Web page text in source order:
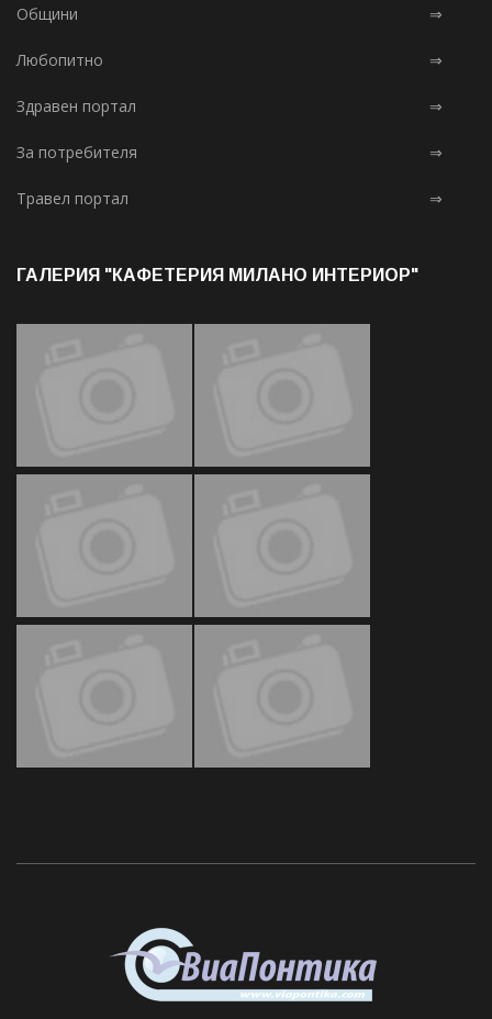
Общини ⇒
Любопитно ⇒
Здравен портал ⇒
За потребителя ⇒
Травел портал ⇒
ГАЛЕРИЯ "КАФЕТЕРИЯ МИЛАНО ИНТЕРИОР"